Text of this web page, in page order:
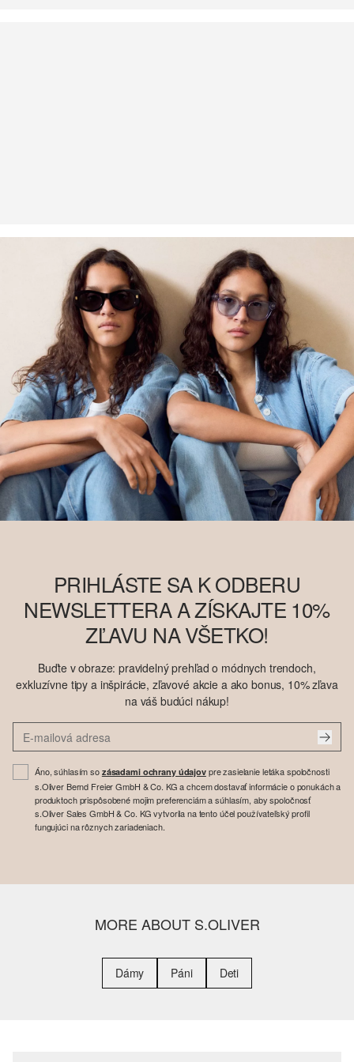
PRIHLÁSTE SA K ODBERU
NEWSLETTERA A ZÍSKAJTE 10%
ZĽAVU NA VŠETKO!
Buďte v obraze: pravidelný prehľad o módnych trendoch,
exkluzívne tipy a inšpirácie, zľavové akcie a ako bonus, 10% zľava
na váš budúci nákup!
Áno, súhlasím so zásadami ochrany údajovpre zasielanie letáka spoločnosti
s.Oliver Bernd Freier GmbH & Co. KG a chcem dostavať informácie o ponukách a
produktoch prispôsobené mojim preferenciám a súhlasím, aby spoločnosť
s.Oliver Sales GmbH & Co. KG vytvorila na tento účel používateľský profil
fungujúci na rôznych zariadeniach.
MORE ABOUT S.OLIVER
Dámy Páni Deti